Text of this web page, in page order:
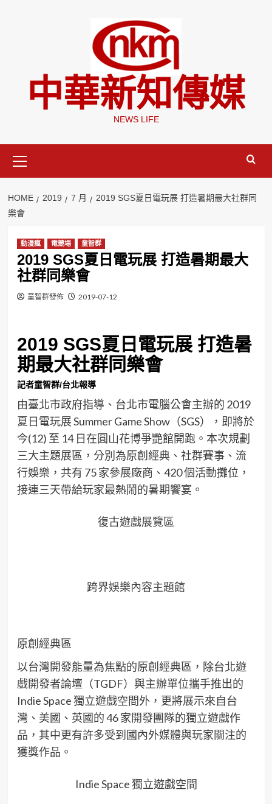
中華新知傳媒
NEWS LIFE
Menu
HOME 2019 7 月
2019 SGS夏日電玩展 打造暑期最大社群同
樂會
動漫瘋 電競場 童智群
2019 SGS夏日電玩展 打造暑期最大
社群同樂會
童智群發佈 2019-07-12
2019 SGS夏日電玩展 打造暑
期最大社群同樂會
記者童智群/台北報導
由臺北市政府指導、台北市電腦公會主辦的 2019
夏日電玩展 Summer Game Show（SGS），即將於
今(12) 至 14 日在圓山花博爭艷館開跑。本次規劃
三大主題展區，分別為原創經典、社群賽事、流
行娛樂，共有 75 家參展廠商、420 個活動攤位，
接連三天帶給玩家最熱鬧的暑期饗宴。
復古遊戲展覽區
跨界娛樂內容主題館
原創經典區
以台灣開發能量為焦點的原創經典區，除台北遊
戲開發者論壇（TGDF）與主辦單位攜手推出的
Indie Space 獨立遊戲空間外，更將展示來自台
灣、美國、英國的 46 家開發團隊的獨立遊戲作
品，其中更有許多受到國內外媒體與玩家關注的
獲獎作品。
Indie Space 獨立遊戲空間